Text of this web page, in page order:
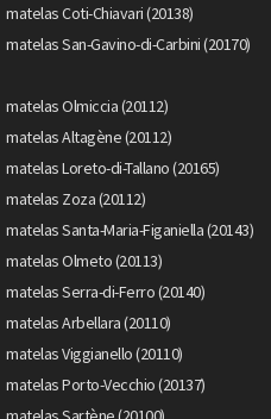
matelas Coti-Chiavari (20138)
matelas San-Gavino-di-Carbini (20170)
matelas Olmiccia (20112)
matelas Altagène (20112)
matelas Loreto-di-Tallano (20165)
matelas Zoza (20112)
matelas Santa-Maria-Figaniella (20143)
matelas Olmeto (20113)
matelas Serra-di-Ferro (20140)
matelas Arbellara (20110)
matelas Viggianello (20110)
matelas Porto-Vecchio (20137)